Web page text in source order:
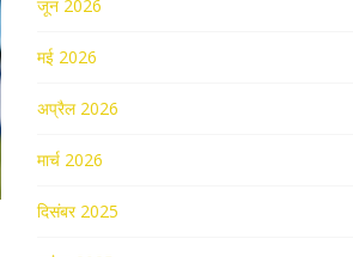
जून 2026
मई 2026
अप्रैल 2026
मार्च 2026
दिसंबर 2025